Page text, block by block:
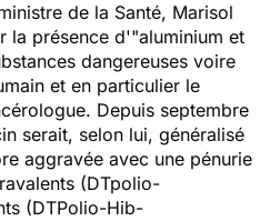
de la Santé, Marisol
la présence d'"aluminium et
dangereuses voire
et en particulier le
Depuis septembre
serait, selon lui, généralisé
aggravée avec une pénurie
(DTpolio-
(DTPolio-Hib-